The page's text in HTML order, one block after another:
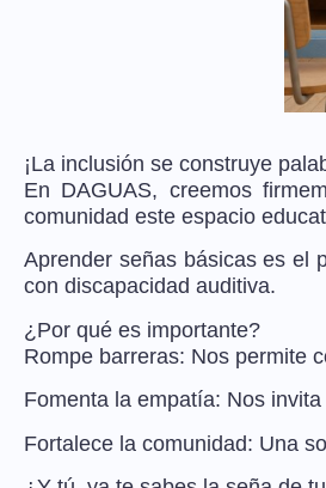
¡La inclusión se construye
En DAGUAS, creemos
comunidad este espacio
Aprender señas básicas es el
con discapacidad auditiva.
¿Por qué es importante?
Rompe barreras: Nos permite
Fomenta la empatía: Nos
Fortalece la comunidad: Una